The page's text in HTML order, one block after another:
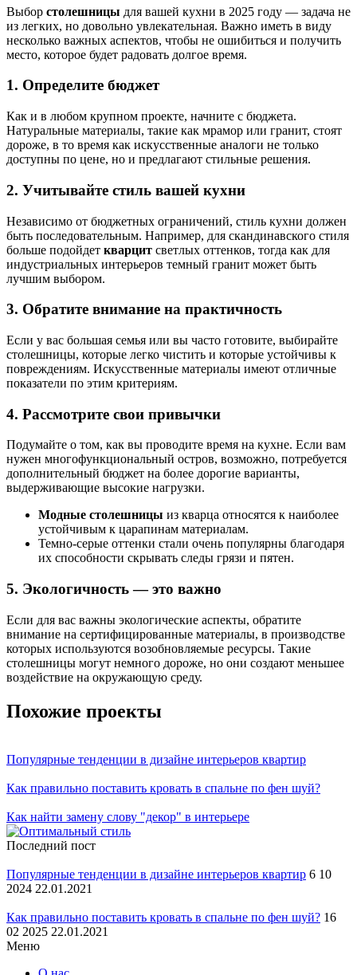
Выбор столешницы для вашей кухни в 2025 году — задача не
из легких, но довольно увлекательная. Важно иметь в виду
несколько важных аспектов, чтобы не ошибиться и получить
место, которое будет радовать долгое время.
1. Определите бюджет
Как и в любом крупном проекте, начните с бюджета.
Натуральные материалы, такие как мрамор или гранит, стоят
дороже, в то время как искусственные аналоги не только
доступны по цене, но и предлагают стильные решения.
2. Учитывайте стиль вашей кухни
Независимо от бюджетных ограничений, стиль кухни должен
быть последовательным. Например, для скандинавского стиля
больше подойдет кварцит светлых оттенков, тогда как для
индустриальных интерьеров темный гранит может быть
лучшим выбором.
3. Обратите внимание на практичность
Если у вас большая семья или вы часто готовите, выбирайте
столешницы, которые легко чистить и которые устойчивы к
повреждениям. Искусственные материалы имеют отличные
показатели по этим критериям.
4. Рассмотрите свои привычки
Подумайте о том, как вы проводите время на кухне. Если вам
нужен многофункциональный остров, возможно, потребуется
дополнительный бюджет на более дорогие варианты,
выдерживающие высокие нагрузки.
Модные столешницы из кварца относятся к наиболее
устойчивым к царапинам материалам.
Темно-серые оттенки стали очень популярны благодаря
их способности скрывать следы грязи и пятен.
5. Экологичность — это важно
Если для вас важны экологические аспекты, обратите
внимание на сертифицированные материалы, в производстве
которых используются возобновляемые ресурсы. Такие
столешницы могут немного дороже, но они создают меньшее
воздействие на окружающую среду.
Похожие проекты
Популярные тенденции в дизайне интерьеров квартир
Как правильно поставить кровать в спальне по фен шуй?
Как найти замену слову "декор" в интерьере
Последний пост
Популярные тенденции в дизайне интерьеров квартир 6 10
2024 22.01.2021
Как правильно поставить кровать в спальне по фен шуй? 16
02 2025 22.01.2021
Меню